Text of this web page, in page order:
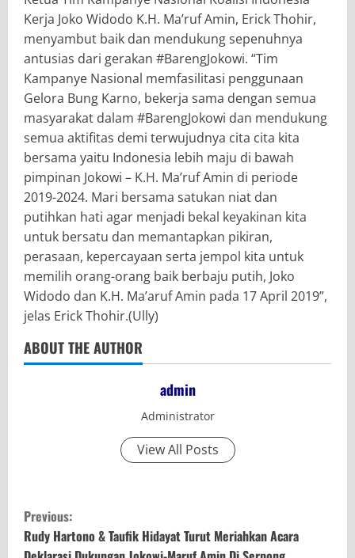
Kerja Joko Widodo K.H. Ma’ruf Amin, Erick Thohir,
menyambut baik dan mendukung sepenuhnya
antusias dari gerakan #BarengJokowi. “Tim
Kampanye Nasional memfasilitasi penggunaan
Gelora Bung Karno, bekerja sama dengan semua
masyarakat dalam #BarengJokowi dan mendukung
semua aktifitas demi terwujudnya cita cita kita
bersama yaitu Indonesia lebih maju di bawah
pimpinan Jokowi – K.H. Ma’ruf Amin di periode
2019-2024. Mari bersama satukan niat dan
putihkan hati agar menjadi bekal keyakinan kita
untuk bersatu dan memantapkan pikiran,
perasaan, kepercayaan serta jempol kita untuk
memilih orang-orang baik berbaju putih, Joko
Widodo dan K.H. Ma’aruf Amin pada 17 April 2019”,
jelas Erick Thohir.(Ully)
ABOUT THE AUTHOR
admin
Administrator
View All Posts
C
o
Previous:
Rudy Hartono & Taufik Hidayat Turut Meriahkan Acara